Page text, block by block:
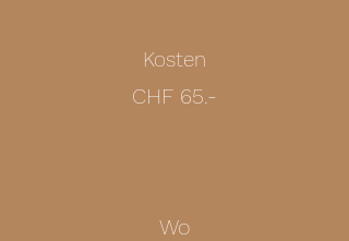
Kosten
CHF 65.-
Wo